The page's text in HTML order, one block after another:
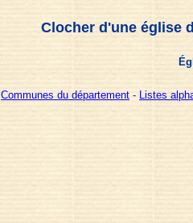
Clocher d'une église
Communes du département - Listes